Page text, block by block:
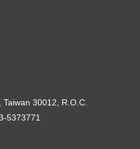
30012, R.O.C.
5373771